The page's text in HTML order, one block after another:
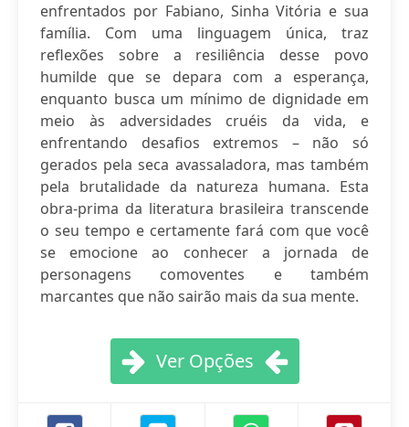
enfrentados por Fabiano, Sinha Vitória e sua
família. Com uma linguagem única, traz
reflexões sobre a resiliência desse povo
humilde que se depara com a esperança,
enquanto busca um mínimo de dignidade em
meio às adversidades cruéis da vida, e
enfrentando desafios extremos – não só
gerados pela seca avassaladora, mas também
pela brutalidade da natureza humana. Esta
obra-prima da literatura brasileira transcende
o seu tempo e certamente fará com que você
se emocione ao conhecer a jornada de
personagens comoventes e também
marcantes que não sairão mais da sua mente.
Ver Opções